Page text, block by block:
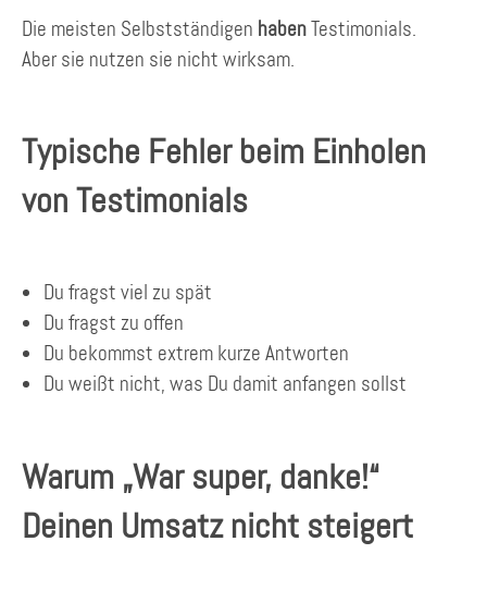
Die meisten Selbstständigen habenTestimonials.
Aber sie nutzen sie nicht wirksam.
Typische Fehler beim Einholen
von Testimonials
Du fragst viel zu spät
Du fragst zu offen
Du bekommst extrem kurze Antworten
Du weißt nicht, was Du damit anfangen sollst
Warum „War super, danke!“
Deinen Umsatz nicht steigert